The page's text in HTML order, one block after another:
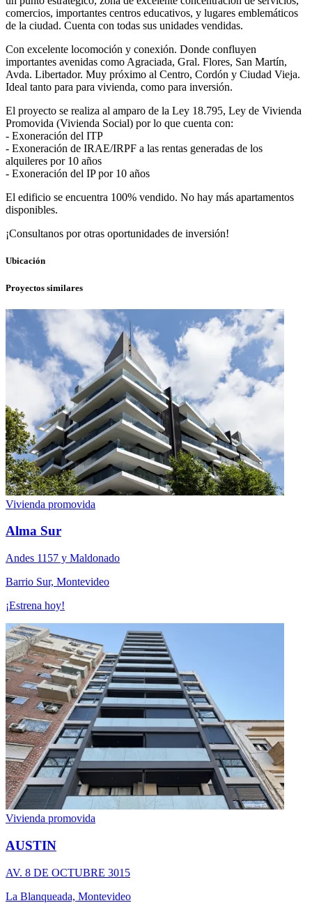
comercios, importantes centros educativos, y lugares emblemáticos
de la ciudad. Cuenta con todas sus unidades vendidas.
Con excelente locomoción y conexión. Donde confluyen
importantes avenidas como Agraciada, Gral. Flores, San Martín,
Avda. Libertador. Muy próximo al Centro, Cordón y Ciudad Vieja.
Ideal tanto para para vivienda, como para inversión.
El proyecto se realiza al amparo de la Ley 18.795, Ley de Vivienda
Promovida (Vivienda Social) por lo que cuenta con:
- Exoneración del ITP
- Exoneración de IRAE/IRPF a las rentas generadas de los
alquileres por 10 años
- Exoneración del IP por 10 años
El edificio se encuentra 100% vendido. No hay más apartamentos
disponibles.
¡Consultanos por otras oportunidades de inversión!
Ubicación
Proyectos similares
Vivienda promovida
Alma Sur
Andes 1157 y Maldonado
Barrio Sur, Montevideo
¡Estrena hoy!
Vivienda promovida
AUSTIN
AV. 8 DE OCTUBRE 3015
La Blanqueada, Montevideo